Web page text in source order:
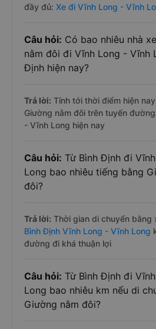
đầy đủ: Xe đi Vĩnh Long - Vĩnh
Câu hỏi: Có bao nhiêu nhà
nằm đôi đi Vĩnh Long - Vĩnh
Định hiện nay?
Trả lời: Tính tới thời điểm hiện
Giường nằm đôi trên tuyến
- Vĩnh Long hiện nay
Câu hỏi: Từ Bình Định đi
Long bao nhiêu tiếng bằng
đôi?
Trả lời: Thời gian di chuyển bằng
Bình Định Vĩnh Long - Vĩnh Long
đường đi khá thuận lợi
Câu hỏi: Từ Bình Định đi
Long bao nhiêu km nếu di
Giường nằm đôi?